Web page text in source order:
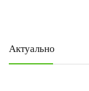
Актуально